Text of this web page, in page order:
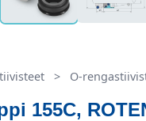
> O-
155C,